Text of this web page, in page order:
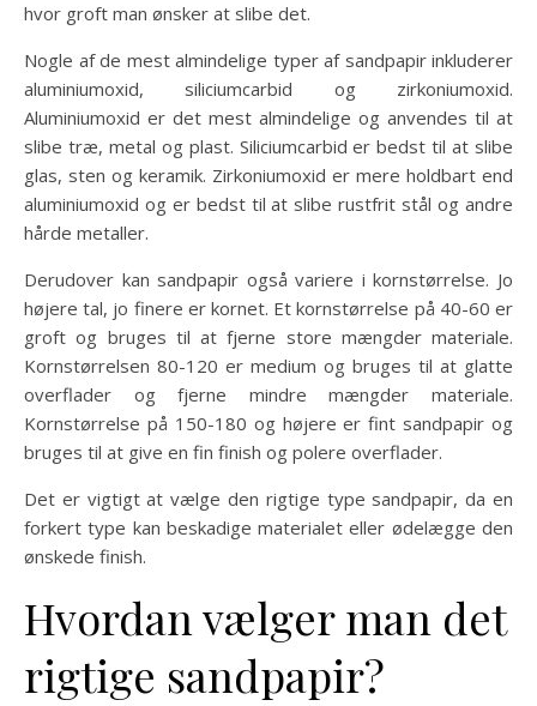
hvor groft man ønsker at slibe det.
Nogle af de mest almindelige typer af sandpapir inkluderer
aluminiumoxid, siliciumcarbid og zirkoniumoxid.
Aluminiumoxid er det mest almindelige og anvendes til at
slibe træ, metal og plast. Siliciumcarbid er bedst til at slibe
glas, sten og keramik. Zirkoniumoxid er mere holdbart end
aluminiumoxid og er bedst til at slibe rustfrit stål og andre
hårde metaller.
Derudover kan sandpapir også variere i kornstørrelse. Jo
højere tal, jo finere er kornet. Et kornstørrelse på 40-60 er
groft og bruges til at fjerne store mængder materiale.
Kornstørrelsen 80-120 er medium og bruges til at glatte
overflader og fjerne mindre mængder materiale.
Kornstørrelse på 150-180 og højere er fint sandpapir og
bruges til at give en fin finish og polere overflader.
Det er vigtigt at vælge den rigtige type sandpapir, da en
forkert type kan beskadige materialet eller ødelægge den
ønskede finish.
Hvordan vælger man det
rigtige sandpapir?